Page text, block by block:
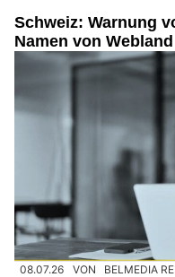
Schweiz: Warnung
Namen von Webland
08.07.26 VON BELMEDIA